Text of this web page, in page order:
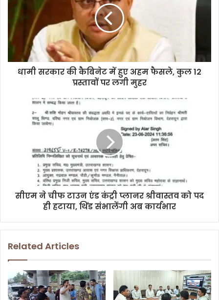
l
धामी सरकार की कैबिनेट में हुए अहम फैसले, कुल 12
प्रस्तावों पर लगी मुहर
सीएम ने चीफ टाउन एंड कंट्री प्लानर श्रीवास्तव को पद
ही हटाया, थिंड संभालेंगी अब कार्यभार
Related Articles